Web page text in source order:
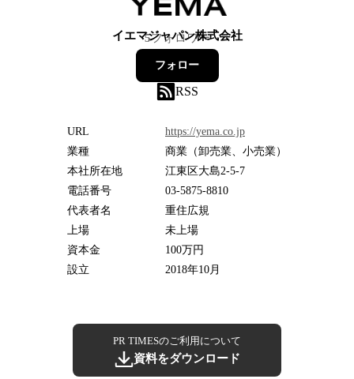
イエマジャパン株式会社
5フォロワー
フォロー
RSS
URL
https://yema.co.jp
業種
商業（卸売業、小売業）
本社所在地
江東区大島2-5-7
電話番号
03-5875-8810
代表者名
重住広規
上場
未上場
資本金
100万円
設立
2018年10月
PR TIMESのご利用について
資料をダウンロード